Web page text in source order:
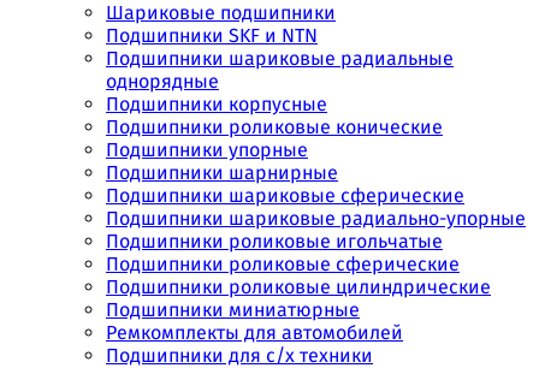
Шариковые подшипники
Подшипники SKF и NTN
Подшипники шариковые радиальные
однорядные
Подшипники корпусные
Подшипники роликовые конические
Подшипники упорные
Подшипники шарнирные
Подшипники шариковые сферические
Подшипники шариковые радиально-упорные
Подшипники роликовые игольчатые
Подшипники роликовые сферические
Подшипники роликовые цилиндрические
Подшипники миниатюрные
Ремкомплекты для автомобилей
Подшипники для с/х техники